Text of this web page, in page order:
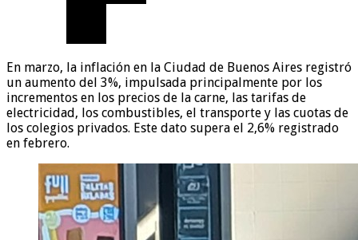
En marzo, la inflación en la Ciudad de Buenos Aires registró
un aumento del 3%, impulsada principalmente por los
incrementos en los precios de la carne, las tarifas de
electricidad, los combustibles, el transporte y las cuotas de
los colegios privados. Este dato supera el 2,6% registrado
en febrero.